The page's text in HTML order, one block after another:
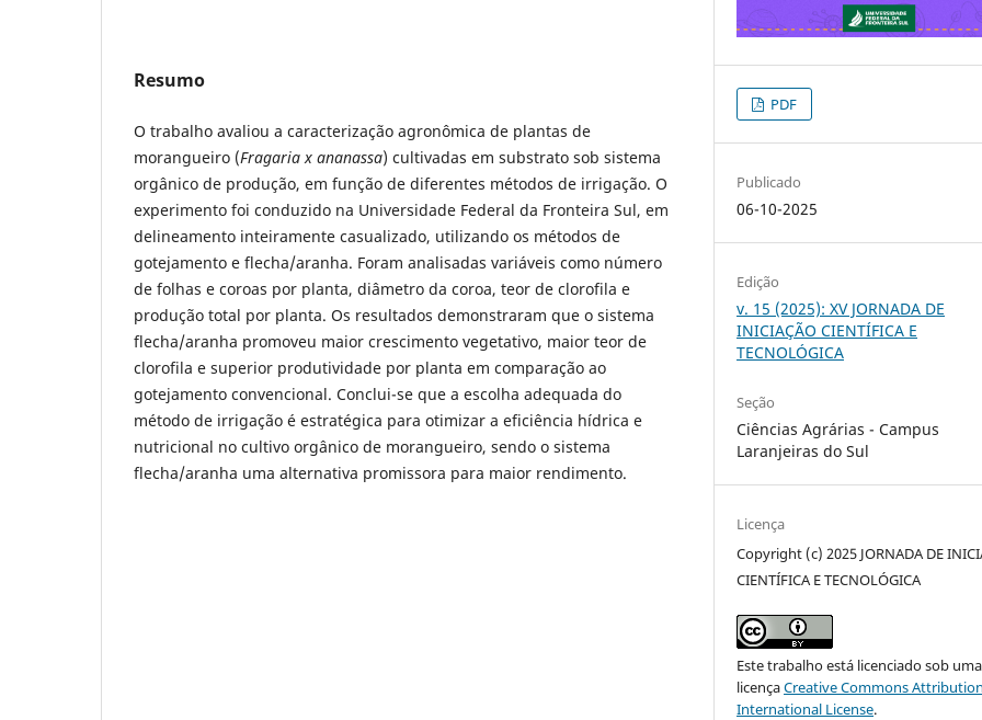
Resumo
O trabalho avaliou a caracterização agronômica de plantas de
morangueiro (Fragaria x ananassa) cultivadas em substrato sob sistema
orgânico de produção, em função de diferentes métodos de irrigação. O
experimento foi conduzido na Universidade Federal da Fronteira Sul, em
delineamento inteiramente casualizado, utilizando os métodos de
gotejamento e flecha/aranha. Foram analisadas variáveis como número
de folhas e coroas por planta, diâmetro da coroa, teor de clorofila e
produção total por planta. Os resultados demonstraram que o sistema
flecha/aranha promoveu maior crescimento vegetativo, maior teor de
clorofila e superior produtividade por planta em comparação ao
gotejamento convencional. Conclui-se que a escolha adequada do
método de irrigação é estratégica para otimizar a eficiência hídrica e
nutricional no cultivo orgânico de morangueiro, sendo o sistema
flecha/aranha uma alternativa promissora para maior rendimento.
PDF
Publicado
06-10-2025
Edição
v. 15 (2025): XV JORNADA DE
INICIAÇÃO CIENTÍFICA E
TECNOLÓGICA
Seção
Ciências Agrárias - Campus
Laranjeiras do Sul
Licença
Copyright (c) 2025 JORNADA DE
CIENTÍFICA E TECNOLÓGICA
Este trabalho está licenciado sob uma
licençaCreative Commons
International License.